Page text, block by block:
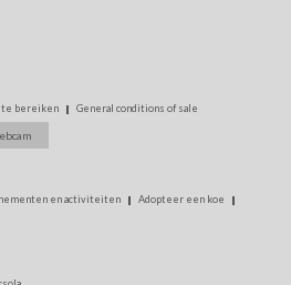
te bereiken General conditions of sale
en activiteiten
Adopteer een koe